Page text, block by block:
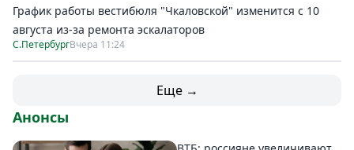
График работы вестибюля "Чкаловской" изменится с 10
августа из-за ремонта эскалаторов
С.ПетербургВчера 11:24
Еще →
Анонсы